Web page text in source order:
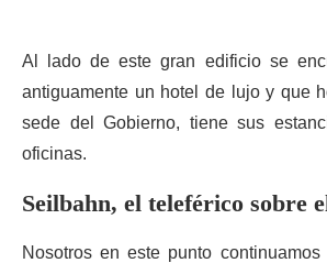
Al lado de este gran edificio se
antiguamente un hotel de lujo y que
sede del Gobierno, tiene sus
oficinas.
Seilbahn, el teleférico sobre
Nosotros en este punto continuamos